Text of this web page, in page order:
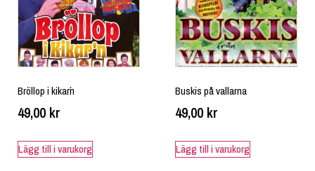
Bröllop i kikar´n
49,00 kr
Lägg till i varukorg
Buskis på vallarna
49,00 kr
Lägg till i varukorg